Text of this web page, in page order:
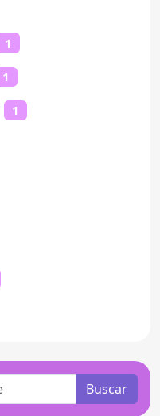
1
1
1
Buscar